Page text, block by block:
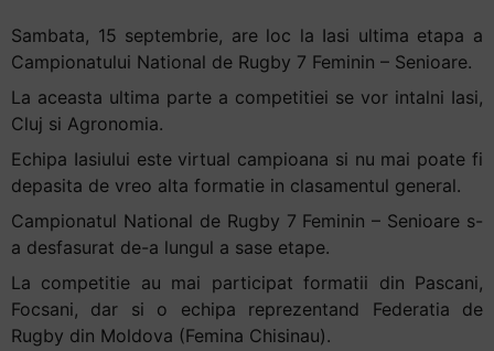
Sambata, 15 septembrie, are loc la Iasi ultima etapa a
Campionatului National de Rugby 7 Feminin – Senioare.
La aceasta ultima parte a competitiei se vor intalni Iasi,
Cluj si Agronomia.
Echipa Iasiului este virtual campioana si nu mai poate fi
depasita de vreo alta formatie in clasamentul general.
Campionatul National de Rugby 7 Feminin – Senioare s-
a desfasurat de-a lungul a sase etape.
La competitie au mai participat formatii din Pascani,
Focsani, dar si o echipa reprezentand Federatia de
Rugby din Moldova (Femina Chisinau).